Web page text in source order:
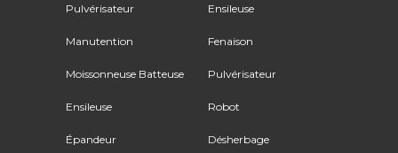
Pulvérisateur
Manutention
Moissonneuse Batteuse
Ensileuse
Épandeur
Ensileuse
Fenaison
Pulvérisateur
Robot
Désherbage